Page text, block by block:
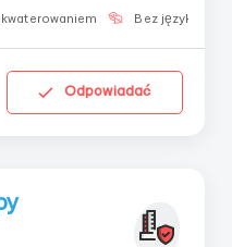
4500 ₽, jeśli jesteś ...
Bez języka
Odpowiadać